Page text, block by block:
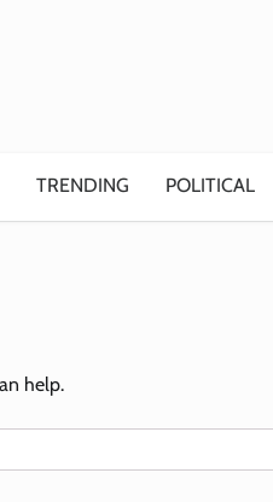
TRENDING POLITICAL
help.